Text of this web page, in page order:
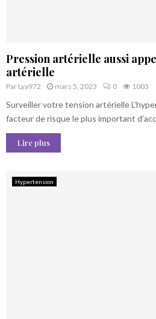
Pression artérielle aussi
artérielle
Par Lya972 mars 5, 2023 0 1003
Surveiller votre tension artérielle
facteur de risque le plus important
Lire plus
Hypertension